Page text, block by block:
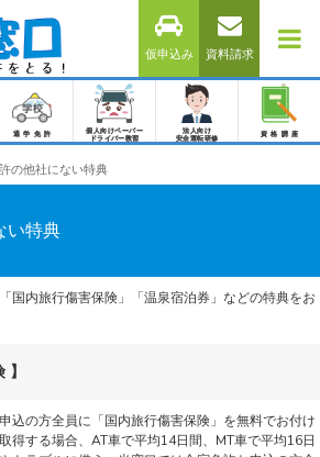
仮申込み 資料請求
通学免許
個人向けペーパー
ドライバー教習
法人向け
安全運転研修
資格講座
の他社にない特典
い特典
国内旅行傷害保険」「温泉宿泊券」などの特典をお
込の方全員に「国内旅行傷害保険」を無料でお付け
得する場合、AT車で平均14日間、MT車で平均16日